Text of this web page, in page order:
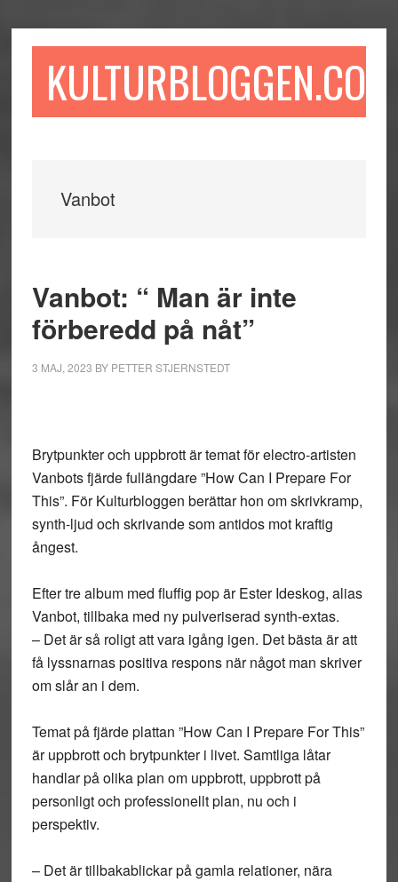
till
till
sidofältet
till
KULTURBLOGGEN.COM
Vanbot
Vanbot: “ Man är inte
förberedd på nåt”
3 MAJ, 2023 BY PETTER STJERNSTEDT
Brytpunkter och uppbrott är temat för electro-artisten
Vanbots fjärde fullängdare ”How Can I Prepare For
This”. För Kulturbloggen berättar hon om skrivkramp,
synth-ljud och skrivande som antidos mot kraftig
ångest.
Efter tre album med fluffig pop är Ester Ideskog, alias
Vanbot, tillbaka med ny pulveriserad synth-extas.
– Det är så roligt att vara igång igen. Det bästa är att
få lyssnarnas positiva respons när något man skriver
om slår an i dem.
Temat på fjärde plattan ”How Can I Prepare For This”
är uppbrott och brytpunkter i livet. Samtliga låtar
handlar på olika plan om uppbrott, uppbrott på
personligt och professionellt plan, nu och i
perspektiv.
– Det är tillbakablickar på gamla relationer, nära